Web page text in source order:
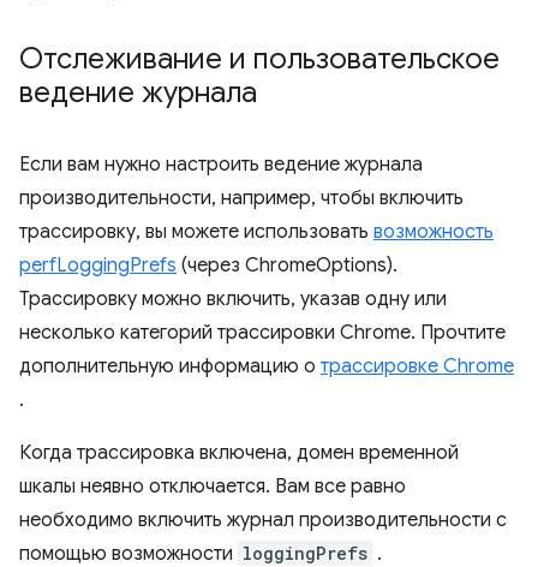
Отслеживание и пользовательское
ведение журнала
Если вам нужно настроить ведение журнала
производительности, например, чтобы включить
трассировку, вы можете использовать возможность
perfLoggingPrefs (через ChromeOptions).
Трассировку можно включить, указав одну или
несколько категорий трассировки Chrome. Прочтите
дополнительную информацию о трассировке Chrome
.
Когда трассировка включена, домен временной
шкалы неявно отключается. Вам все равно
необходимо включить журнал производительности с
помощью возможности loggingPrefs .